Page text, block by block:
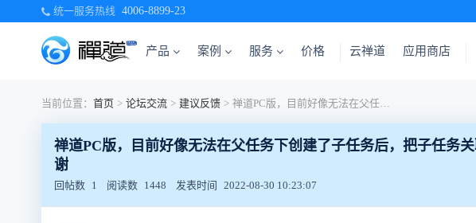
统一服务热线 4006-8899-23
产品 案例 服务 价格 云禅道 应用商店
当前位置： 首页 > 论坛交流 > 建议反馈 > 禅道PC版，目前好像无法在父任务下创建了子任务后，把子任务关联到另外的父任务中，希望可以支持下，感谢
禅道PC版，目前好像无法在父任务下创建了子任务后，把子任务
谢
回帖数 1 阅读数 1448 发表时间 2022-08-30 10:23:07